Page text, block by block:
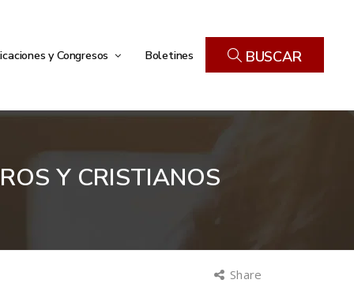
y Congresos Boletines BUSCAR
Y CRISTIANOS
Share